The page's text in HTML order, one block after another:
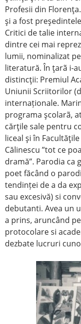
Profesii din
şi a fost
Critici de talie
dintre cei mai
lumii, nominalizat
literatură. În ţarã i-
distincţii: Premiul
Uniunii Scriitorilor
internaționale.
programa şcolarã,
cărţile sale pentru
liceal şi în
Călinescu ”tot ce
dramă”. Parodia ca
poet făcând o
tendinței de a da
sau excesivă) si
debutanti. Avea un
a prins, aruncând
protocolare si
dezbate lucruri